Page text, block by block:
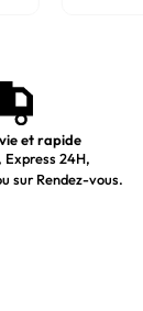
et rapide
Express 24H,
sur Rendez-vous.